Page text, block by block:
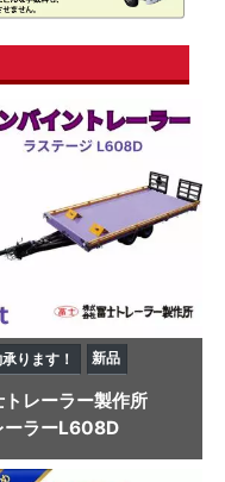
ります！ 新品
トレーラー製作所
ーラーL608D